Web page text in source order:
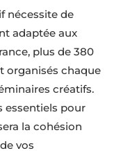
nécessite de
adaptée aux
plus de 380
organisés chaque
créatifs.
essentiels pour
la cohésion
vos